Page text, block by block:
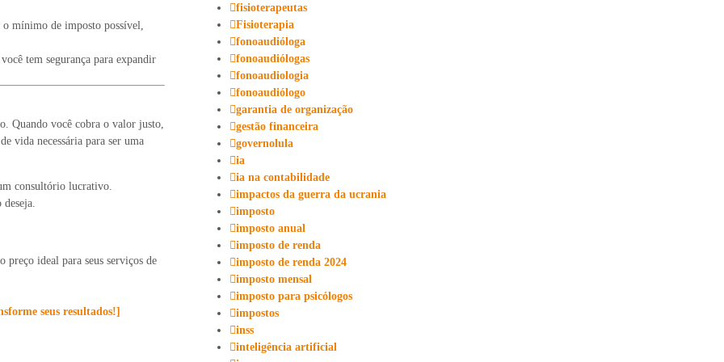
mínimo de imposto possível,
tem segurança para expandir
Quando você cobra o valor justo,
vida necessária para ser uma
consultório lucrativo.
ideal para seus serviços de
seus resultados!]
fisioterapeutas
Fisioterapia
fonoaudióloga
fonoaudiólogas
fonoaudiologia
fonoaudiólogo
garantia de organização
gestão financeira
governolula
ia
ia na contabilidade
impactos da guerra da ucrania
imposto
imposto anual
imposto de renda
imposto de renda 2024
imposto mensal
imposto para psicólogos
impostos
inss
inteligência artificial